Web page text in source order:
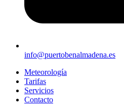
info@puertobenalmadena.es
Meteorología
Tarifas
Servicios
Contacto